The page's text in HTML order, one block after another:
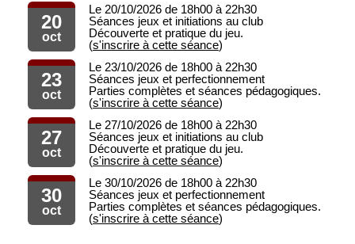
20
oct
Le 20/10/2026 de 18h00 à 22h30
Séances jeux et initiations au club
Découverte et pratique du jeu.
(s'inscrire à cette séance)
23
oct
Le 23/10/2026 de 18h00 à 22h30
Séances jeux et perfectionnement
Parties complètes et séances pédagogiques.
(s'inscrire à cette séance)
27
oct
Le 27/10/2026 de 18h00 à 22h30
Séances jeux et initiations au club
Découverte et pratique du jeu.
(s'inscrire à cette séance)
30
oct
Le 30/10/2026 de 18h00 à 22h30
Séances jeux et perfectionnement
Parties complètes et séances pédagogiques.
(s'inscrire à cette séance)